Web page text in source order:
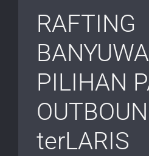
RAFTING
PILIHAN
terLARIS